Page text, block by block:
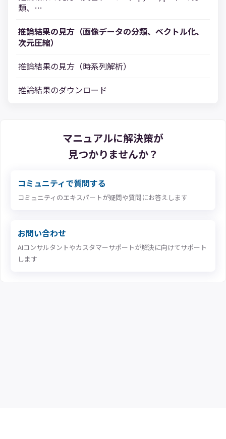
類、…
推論結果の見方（画像データの分類、ベクトル化、
次元圧縮）
推論結果の見方（時系列解析）
推論結果のダウンロード
マニュアルに解決策が
見つかりませんか？
コミュニティで質問する
コミュニティのエキスパートが疑問や質問にお答えします
お問い合わせ
AIコンサルタントやカスタマーサポートが解決に向けてサポート
します